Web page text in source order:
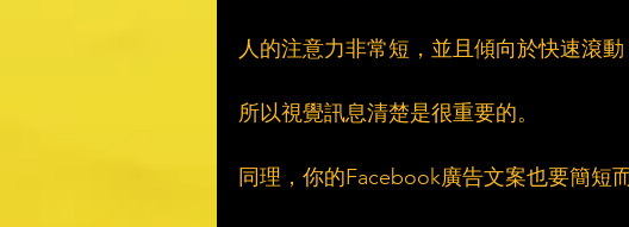
人的注意力非常短，並且傾向於快速滾動
所以視覺訊息清楚是很重要的。
同理，你的Facebook廣告文案也要簡短